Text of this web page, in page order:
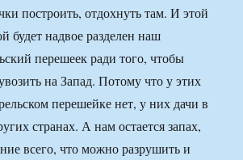
построить, отдохнуть там. И этой
будет надвое разделен наш
перешеек ради того, чтобы
на Запад. Потому что у этих
перешейке нет, у них дачи в
странах. А нам остается запах,
всего, что можно разрушить и